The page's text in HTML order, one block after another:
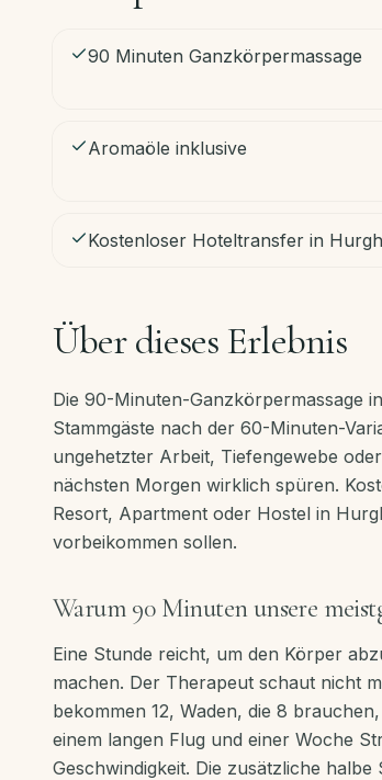
90 Minuten Ganzkörpermassage
Aromaöle inklusive
Kostenloser Hoteltransfer in
Über dieses Erlebnis
Die 90-Minuten-Ganzkörpermassage
Stammgäste nach der 60-Minuten-
ungehetzter Arbeit, Tiefengewebe
nächsten Morgen wirklich spüren.
Resort, Apartment oder Hostel in
vorbeikommen sollen.
Warum 90 Minuten unsere
Eine Stunde reicht, um den Körper
machen. Der Therapeut schaut nicht
bekommen 12, Waden, die 8
einem langen Flug und einer Woche
Geschwindigkeit. Die zusätzliche